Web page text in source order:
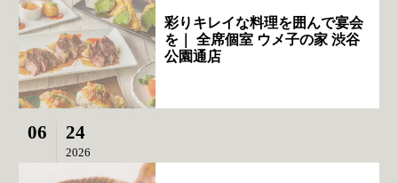
彩りキレイな料理を囲んで宴会
を｜ 全席個室 ウメ子の家 渋谷
公園通店
06 24
2026